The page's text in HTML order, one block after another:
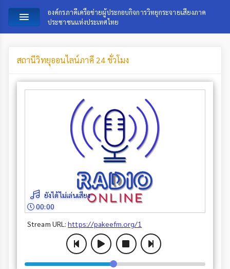
องค์กรภาคีเครือข่ายผู้ประกอบกิจการวิทยุกระจายเสียงภาค
ประชาชนแห่งประเทศไทย
สถานีวิทยุออนไลน์ภาคี 24 ชั่วโมง
ยังได้ไม่เล่นเสียง
00:00
Stream URL:https://pakeefm.org/1